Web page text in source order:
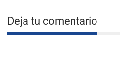
Deja tu comentario